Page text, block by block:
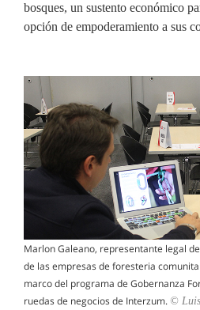
bosques, un sustento económico
opción de empoderamiento a sus
Marlon Galeano, representante legal
de las empresas de foresteria
marco del programa de Gobernanza
ruedas de negocios de Interzum. ©